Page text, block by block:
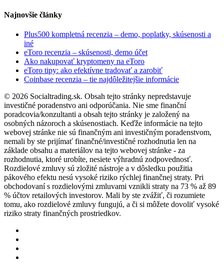
Najnovšie články
Plus500 kompletná recenzia – demo, poplatky, skúsenosti a
iné
eToro recenzia – skúsenosti, demo účet
Ako nakupovať kryptomeny na eToro
eToro tipy: ako efektívne tradovať a zarobiť
Coinbase recenzia – tie najdôležitejšie informácie
© 2026 Socialtrading.sk. Obsah tejto stránky nepredstavuje
investičné poradenstvo ani odporúčania. Nie sme finanční
poradcovia/konzultanti a obsah tejto stránky je založený na
osobných názoroch a skúsenostiach. Keďže informácie na tejto
webovej stránke nie sú finančným ani investičným poradenstvom,
nemali by ste prijímať finančné/investičné rozhodnutia len na
základe obsahu a materiálov na tejto webovej stránke - za
rozhodnutia, ktoré urobíte, nesiete výhradnú zodpovednosť.
Rozdielové zmluvy sú zložité nástroje a v dôsledku použitia
pákového efektu nesú vysoké riziko rýchlej finančnej straty. Pri
obchodovaní s rozdielovými zmluvami vznikli straty na 73 % až 89
% účtov retailových investorov. Mali by ste zvážiť, či rozumiete
tomu, ako rozdielové zmluvy fungujú, a či si môžete dovoliť vysoké
riziko straty finančných prostriedkov.